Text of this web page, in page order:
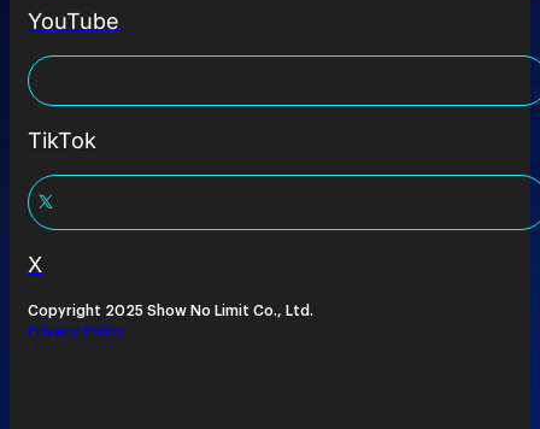
YouTube
TikTok
X
Copyright 2025 Show No Limit Co., Ltd.
Privacy Policy